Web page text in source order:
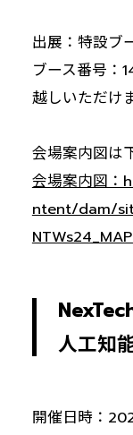
出展：特設ブ
ブース番号：
越しいただけ
会場案内図は
会場案内図
ntent/dam/
人工知
開催日時：